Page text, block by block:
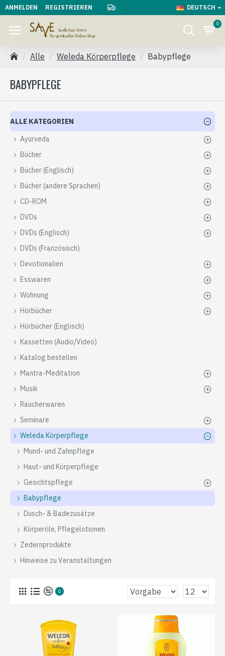
ANMELDEN REGISTRIEREN DEUTSCH
0
Alle Weleda Körperpflege Babypflege
BABYPFLEGE
ALLE KATEGORIEN
Ayurveda
Bücher
Bücher (Englisch)
Bücher (andere Sprachen)
CD-ROM
DVDs
DVDs (Englisch)
DVDs (Französisch)
Devotionalien
Esswaren
Wohnung
Hörbücher
Hörbücher (Englisch)
Kassetten (Audio/Video)
Katalog bestellen
Mantra-Meditation
Musik
Räucherwaren
Seminare
Weleda Körperpflege
Mund- und Zahnpflege
Haut- und Körperpflege
Gesichtspflege
Babypflege
Dusch- & Badezusätze
Körperöle, Pflegelotionen
Zedernprodukte
Hinweise zu Veranstaltungen
0